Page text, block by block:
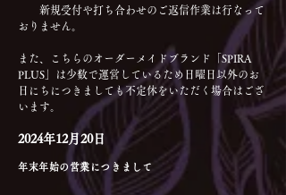
新規受付や打ち合わせのご返信作業は行なって
おりません。
また、こちらのオーダーメイドブランド「SPIRA
PLUS」は少数で運営しているため日曜日以外のお
日にちにつきましても不定休をいただく場合はござ
います。
2024年12月20日
年末年始の営業につきまして